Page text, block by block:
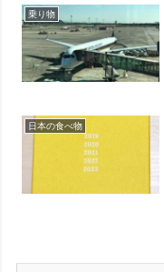
乗り物
日本の食べ物